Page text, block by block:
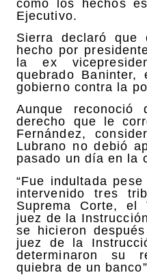
como los hechos
Ejecutivo.
Sierra declaró que
hecho por
la ex
quebrado Baninter,
gobierno contra la
Aunque
derecho que le
Fernández,
Lubrano no debió
pasado un día en la
“Fue indultada
intervenido tres
Suprema Corte, el
juez de la
se hicieron
juez de la
determinaron su
quiebra de un